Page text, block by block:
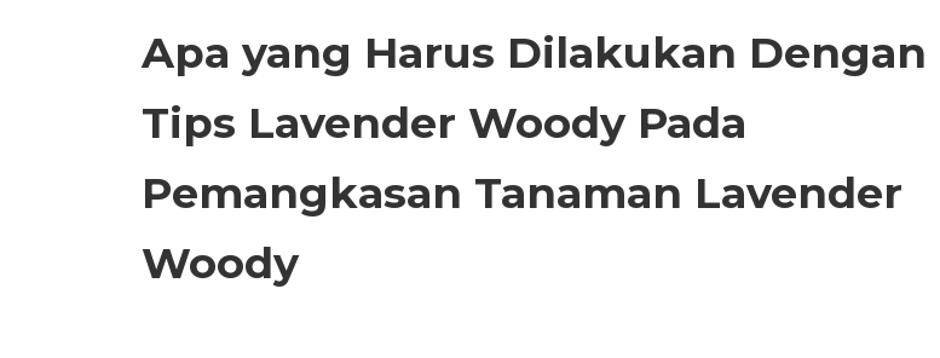
Apa yang Harus Dilakukan Dengan
Tips Lavender Woody Pada
Pemangkasan Tanaman Lavender
Woody